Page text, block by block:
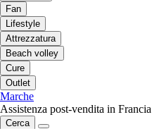
Fan
Lifestyle
Attrezzatura
Beach volley
Cure
Outlet
Marche
Assistenza post-vendita in Francia
Cerca